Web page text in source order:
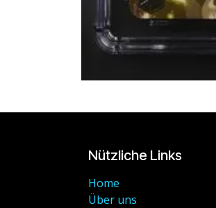
Nützliche Links
Home
Über uns